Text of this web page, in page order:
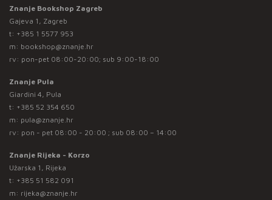
Znanje Bookshop Zagreb
Gajeva 1, Zagreb
t: +385 1 5577 953
m: bookshop@znanje.hr
rv: pon-pet 08:00-20:00; sub 9:00-18:00
Znanje Pula
Giardini 4, Pula
t: +385 52 354 650
m: pula@znanje.hr
rv: pon - pet 08:00 - 20:00 ; sub 08:00 – 14:00
Znanje Rijeka - Korzo
Užarska 1, Rijeka
t: +385 51 582 091
m: rijeka@znanje.hr